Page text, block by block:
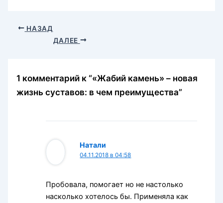
НАЗАД
ДАЛЕЕ
1 комментарий к “«Жабий камень» – новая
жизнь суставов: в чем преимущества”
Натали
04.11.2018 в 04:58
Пробовала, помогает но не настолько
насколько хотелось бы. Применяла как